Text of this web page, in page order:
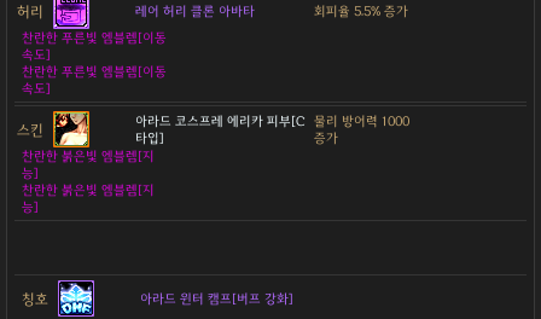
허리 레어 허리 클론 아바타
회피율 5.5% 증가
찬란한 푸른빛 엠블렘[이동
속도]
찬란한 푸른빛 엠블렘[이동
속도]
스킨
아라드 코스프레 에리카 피부[C
타입]
물리 방어력 1000
증가
찬란한 붉은빛 엠블렘[지
능]
찬란한 붉은빛 엠블렘[지
능]
칭호 아라드 윈터 캠프[버프 강화]